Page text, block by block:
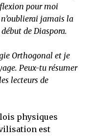
pour moi
jamais la
de Diaspora.
Orthogonal et je
Peux-tu résumer
lecteurs de
physiques
est